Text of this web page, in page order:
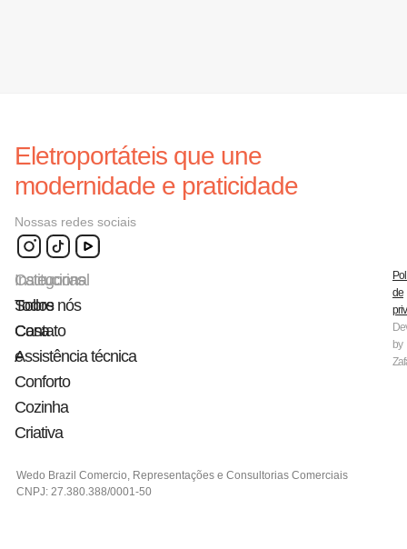
Eletroportáteis que une
modernidade e praticidade
Nossas redes sociais
Categorias
Todos
Casa
e
Conforto
Cozinha
Criativa
Institucional
Sobre nós
Contato
Assistência técnica
de
by
Wedo Brazil Comercio, Representações e Consultorias Comerciais
CNPJ: 27.380.388/0001-50